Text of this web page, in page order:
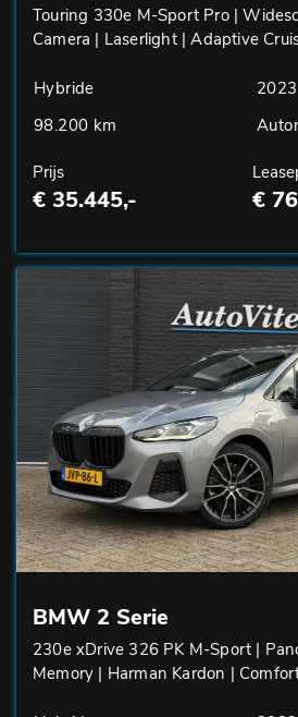
Touring 330e M-Sport Pro |
Camera | Laserlight | Adaptive
Hybride
2023
98.200 km
Prijs
€ 35.445,- €
BMW 2 Serie
230e xDrive 326 PK M-Sport |
Memory | Harman Kardon |